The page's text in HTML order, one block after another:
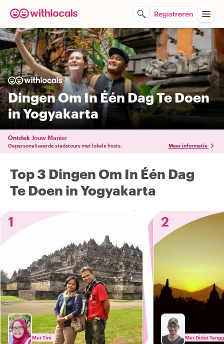
Registreren
Dingen Om In Één Dag Te Doen
in Yogyakarta
Ontdek Jouw Manier
Gepersonaliseerde stadstours met lokale hosts. Meer informatie
Top 3 Dingen Om In Één Dag
Te Doen in Yogyakarta
1
Met Tini
2
Met Didot